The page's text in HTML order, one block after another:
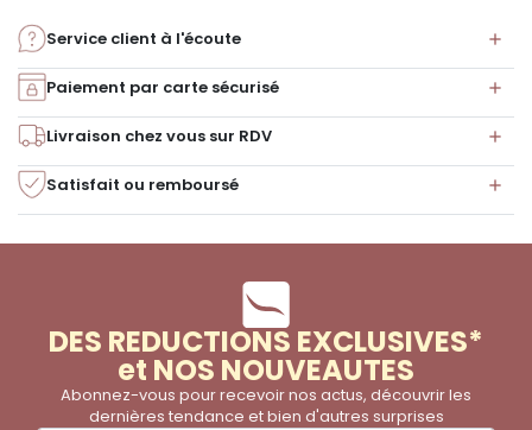
Service client à l'écoute
Paiement par carte sécurisé
Livraison chez vous sur RDV
Satisfait ou remboursé
DES REDUCTIONS EXCLUSIVES*
et NOS NOUVEAUTES
Abonnez-vous pour recevoir nos actus, découvrir les
dernières tendance et bien d'autres surprises